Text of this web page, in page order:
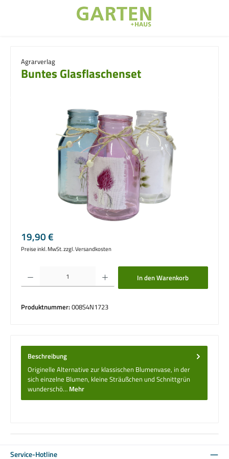
Agrarverlag
Buntes Glasflaschenset
Bildergalerie überspringen
Regulärer Preis:
19,90 €
Preise inkl. MwSt. zzgl. Versandkosten
Produkt Anzahl: Gib den gewünschten Wert ein oder benutze die Schaltflächen um
In den Warenkorb
Produktnummer:008S4N1723
Beschreibung
Originelle Alternative zur klassischen Blumenvase, in der
sich einzelne Blumen, kleine Sträußchen und Schnittgrün
wunderschö… Mehr
Service-Hotline